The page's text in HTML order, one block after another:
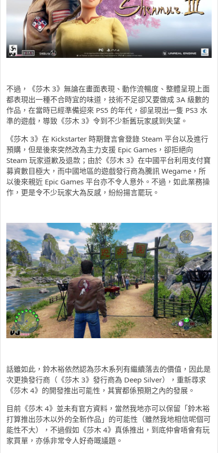
不過，《莎木 3》無論在畫面表現、動作流暢度、整體呈現上面
都表現出一種不合時宜的味道，技術不足卻又要做成 3A 級數的
作品，在當時已經準備迎來 PS5 的年代，卻呈現出一隻 PS3 水
準的遊戲，導致《莎木 3》令到不少新舊玩家感到失望。
《莎木 3》在 Kickstarter 時期聲言會登錄 Steam 平台以及進行
預購，但是後來突然改為主力支援 Epic Games，卻拒絕向
Steam 玩家道歉及退款；由於《莎木 3》在中國平台利用支付寶
募資數目極大，而中國地區的遊戲發行商為騰訊 Wegame，所
以後來親近 Epic Games 平台亦不令人意外。不過，如此業務操
作，更是令不少玩家大為反感，紛紛揚言罷玩。
話雖如此，鈴木裕依然認為莎木系列有繼續落去的價值，因此是
次更換發行商（《莎木 3》發行商為 Deep Silver），重新尋求
《莎木 4》的開發推出可能性，其實都係預期之內的發展。
目前《莎木 4》並未有官方資料，當然我地亦可以保留「鈴木裕
打算推出莎木以外的全新作品」的可能性（雖然我地相信呢個可
能性不大），不過假如《莎木 4》真係推出，到底仲會唔會有玩
家買單，亦係非常令人好奇嘅議題。